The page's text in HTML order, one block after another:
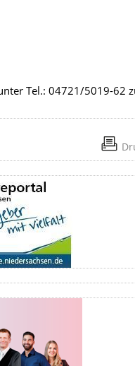
Tel.: 04721/5019-62